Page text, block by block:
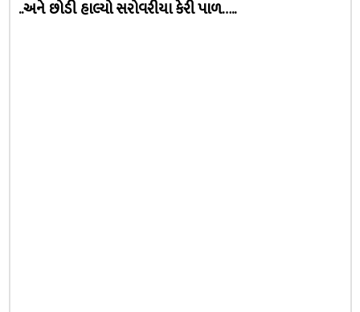
..અને છોડી હાલ્યો સરોવરીયા કેરી પાળ…..